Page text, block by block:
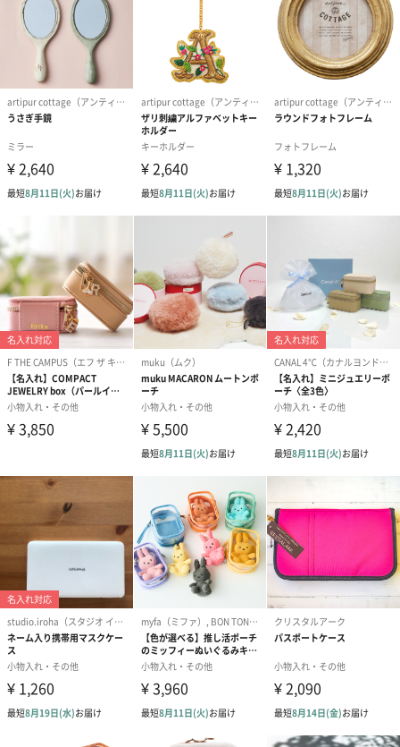
ダンボール装飾（ひま
わり）（720円）
ダンボール装飾（チュ
ーリップ）（720円）
ダンボール装
イトピンク×
お渡し用の紙袋です。
商品に合わせたサイズをお届けします。
あり（280円）
メッセージカード（通常・写真・グリーティング）
誕生日や結婚祝い・出産祝いなど、様々なシーンのメッセージカ
ードを同梱します。
メッセージカードや封筒のデザインは一部変更する場合がありま
す。